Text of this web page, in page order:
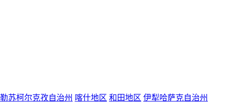
苏柯尔克孜自治州 喀什地区 和田地区 伊犁哈萨克自治州